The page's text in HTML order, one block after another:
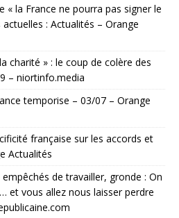
« la France ne pourra pas signer le
: Actualités – Orange
charité » : le coup de colère des
– niortinfo.media
temporise – 03/07 – Orange
française sur les accords et
Actualités
de travailler, gronde : On
et vous allez nous laisser perdre